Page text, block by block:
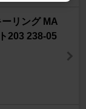
ーリング MA
203 238-05